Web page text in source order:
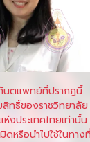
นตแพทย์ที่ปรากฎนี้
สิทธิ์ของราชวิทยาลัย
งประเทศไทยเท่านั้น
ดหรือนำไปใช้ในทางที่